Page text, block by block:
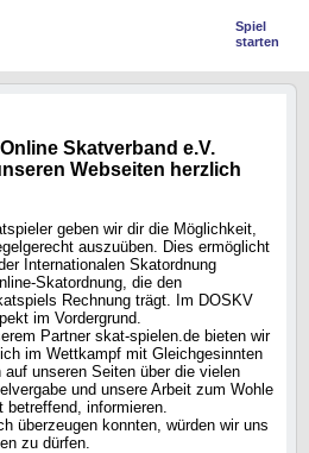
Spiel
starten
Skatverband e.V.
Webseiten herzlich
geben wir dir die Möglichkeit,
auszuüben. Dies ermöglicht
Internationalen Skatordnung
Skatordnung, die den
Rechnung trägt. Im DOSKV
im Vordergrund.
Partner skat-spielen.de bieten wir
im Wettkampf mit Gleichgesinnten
unseren Seiten über die vielen
und unsere Arbeit zum Wohle
betreffend, informieren.
überzeugen konnten, würden wir uns
zu dürfen.